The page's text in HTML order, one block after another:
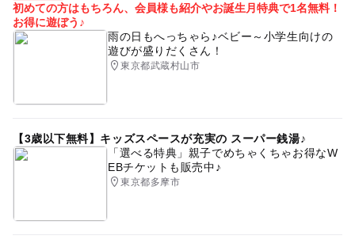
初めての方はもちろん、会員様も紹介やお誕生月特典で1名無料！
お得に遊ぼう♪
雨の日もへっちゃら♪ベビー～小学生向けの
遊びが盛りだくさん！
東京都武蔵村山市
【3歳以下無料】キッズスペースが充実の スーパー銭湯♪
「選べる特典」親子でめちゃくちゃお得なW
EBチケットも販売中♪
東京都多摩市